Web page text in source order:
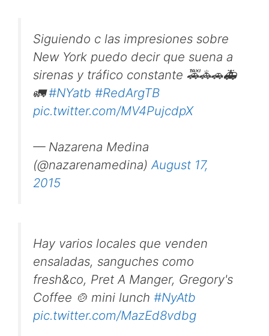
Siguiendo c las impresiones sobre
New York puedo decir que suena a
sirenas y tráfico constante 🚕🚓🚗🚑
🚛#NYatb #RedArgTB
pic.twitter.com/MV4PujcdpX
— Nazarena Medina
(@nazarenamedina)August 17,
2015
Hay varios locales que venden
ensaladas, sanguches como
fresh&co, Pret A Manger, Gregory's
Coffee 🍲 mini lunch #NyAtb
pic.twitter.com/MazEd8vdbg